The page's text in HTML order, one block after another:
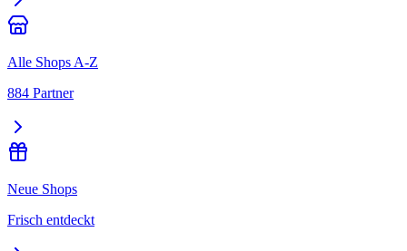
Alle Shops A-Z
884 Partner
Neue Shops
Frisch entdeckt